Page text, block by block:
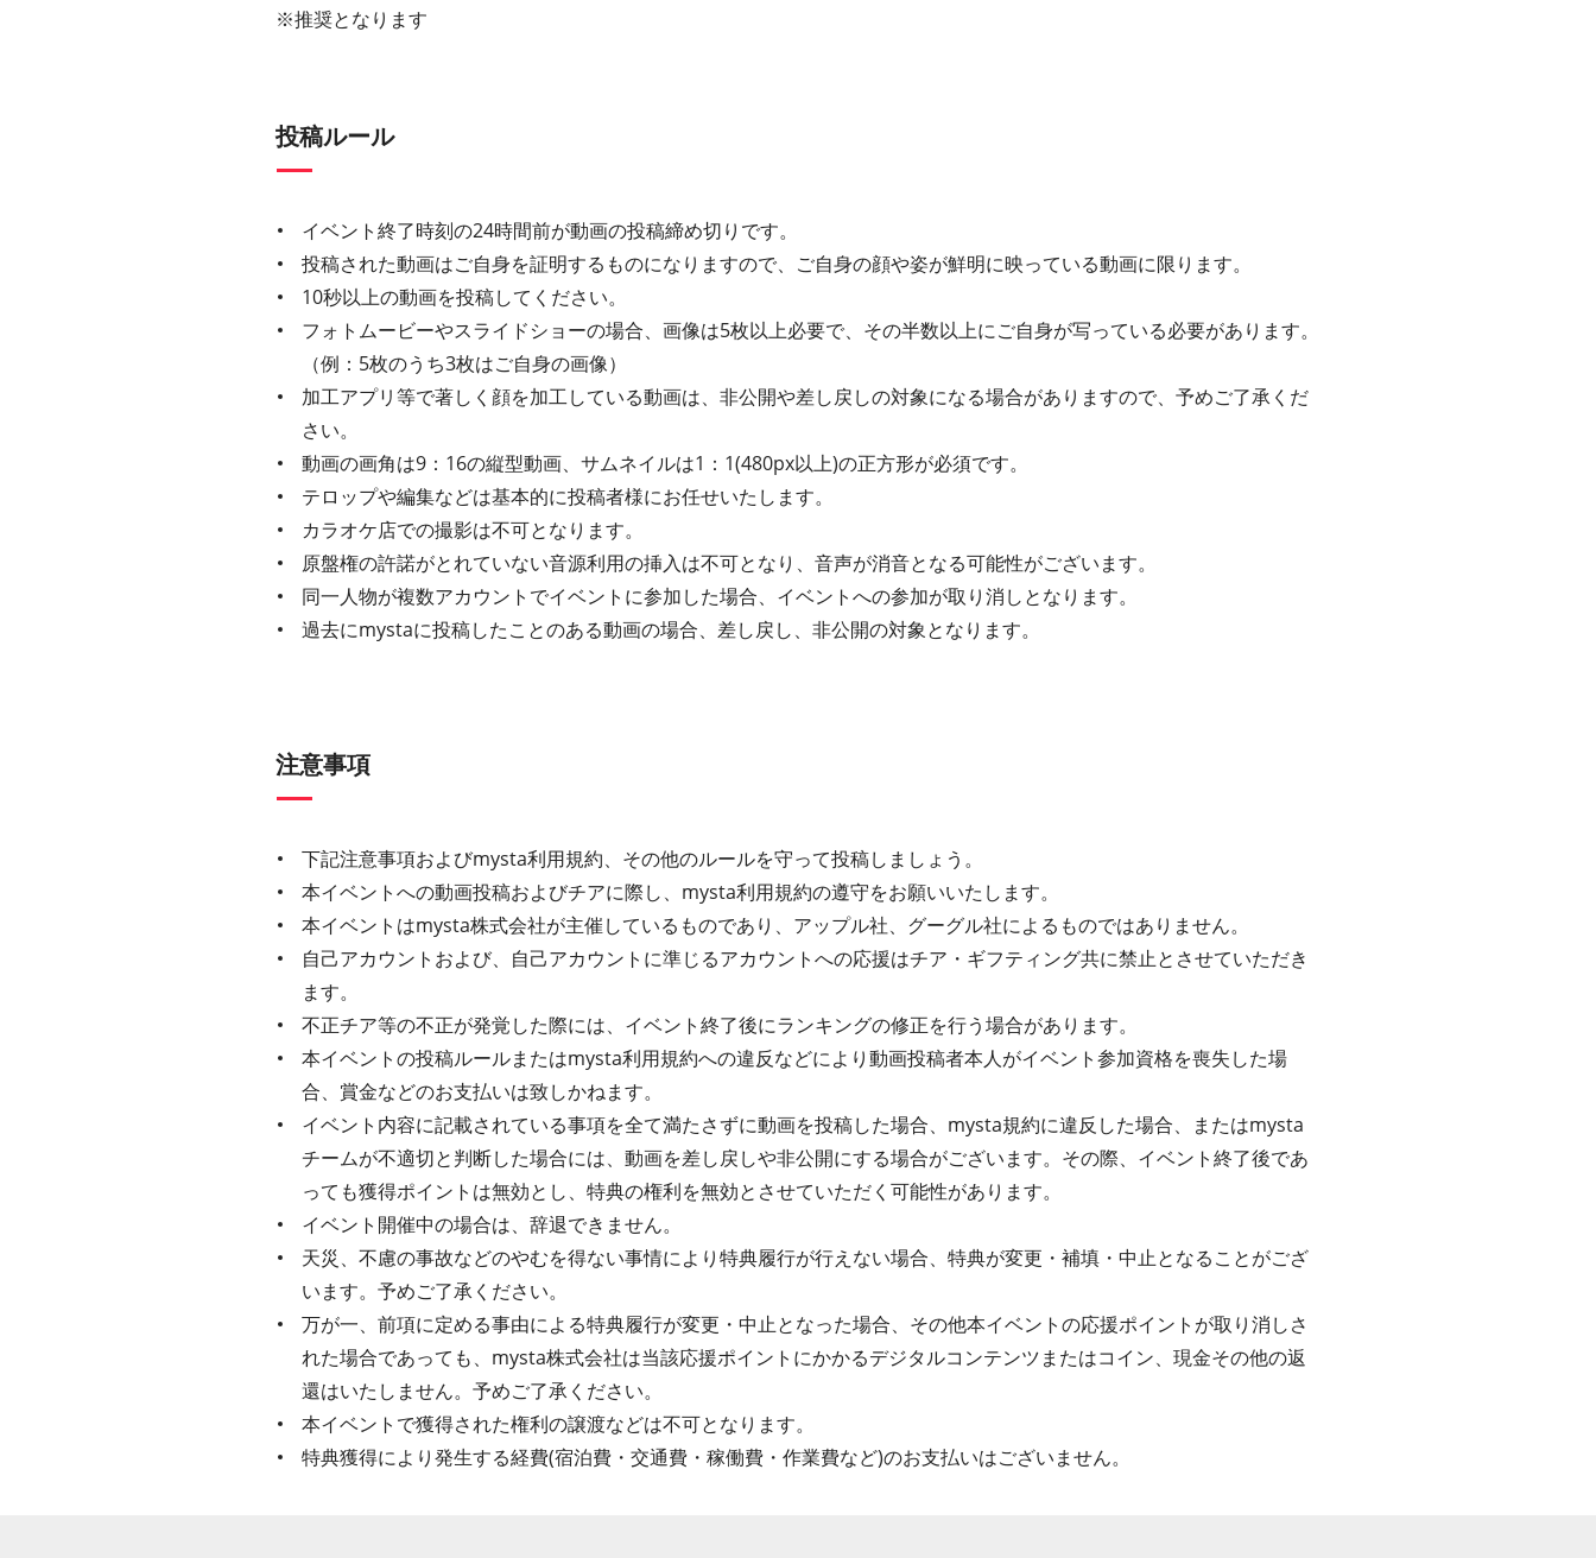
※推奨となります
投稿ルール
イベント終了時刻の24時間前が動画の投稿締め切りです。
投稿された動画はご自身を証明するものになりますので、ご自身の顔や姿が鮮明に映っている動画に限ります。
10秒以上の動画を投稿してください。
フォトムービーやスライドショーの場合、画像は5枚以上必要で、その半数以上にご自身が写っている必要があります。
（例：5枚のうち3枚はご自身の画像）
加工アプリ等で著しく顔を加工している動画は、非公開や差し戻しの対象になる場合がありますので、予めご了承くだ
さい。
動画の画角は9：16の縦型動画、サムネイルは1：1(480px以上)の正方形が必須です。
テロップや編集などは基本的に投稿者様にお任せいたします。
カラオケ店での撮影は不可となります。
原盤権の許諾がとれていない音源利用の挿入は不可となり、音声が消音となる可能性がございます。
同一人物が複数アカウントでイベントに参加した場合、イベントへの参加が取り消しとなります。
過去にmystaに投稿したことのある動画の場合、差し戻し、非公開の対象となります。
注意事項
下記注意事項およびmysta利用規約、その他のルールを守って投稿しましょう。
本イベントへの動画投稿およびチアに際し、mysta利用規約の遵守をお願いいたします。
本イベントはmysta株式会社が主催しているものであり、アップル社、グーグル社によるものではありません。
自己アカウントおよび、自己アカウントに準じるアカウントへの応援はチア・ギフティング共に禁止とさせていただき
ます。
不正チア等の不正が発覚した際には、イベント終了後にランキングの修正を行う場合があります。
本イベントの投稿ルールまたはmysta利用規約への違反などにより動画投稿者本人がイベント参加資格を喪失した場
合、賞金などのお支払いは致しかねます。
イベント内容に記載されている事項を全て満たさずに動画を投稿した場合、mysta規約に違反した場合、またはmysta
チームが不適切と判断した場合には、動画を差し戻しや非公開にする場合がございます。その際、イベント終了後であ
っても獲得ポイントは無効とし、特典の権利を無効とさせていただく可能性があります。
イベント開催中の場合は、辞退できません。
天災、不慮の事故などのやむを得ない事情により特典履行が行えない場合、特典が変更・補填・中止となることがござ
います。予めご了承ください。
万が一、前項に定める事由による特典履行が変更・中止となった場合、その他本イベントの応援ポイントが取り消しさ
れた場合であっても、mysta株式会社は当該応援ポイントにかかるデジタルコンテンツまたはコイン、現金その他の返
還はいたしません。予めご了承ください。
本イベントで獲得された権利の譲渡などは不可となります。
特典獲得により発生する経費(宿泊費・交通費・稼働費・作業費など)のお支払いはございません。